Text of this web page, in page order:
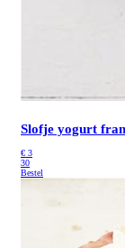
Slofje yogurt
€ 3
30
Bestel